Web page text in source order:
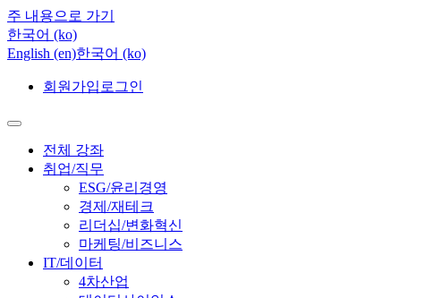
주 내용으로 가기
한국어 ‎(ko)‎
English ‎(en)‎한국어 ‎(ko)‎
회원가입 로그인
전체 강좌
취업/직무
ESG/윤리경영
경제/재테크
리더십/변화혁신
마케팅/비즈니스
IT/데이터
4차산업